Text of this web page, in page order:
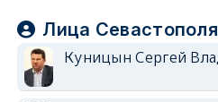
Лица Севастополя
Куницын Сергей